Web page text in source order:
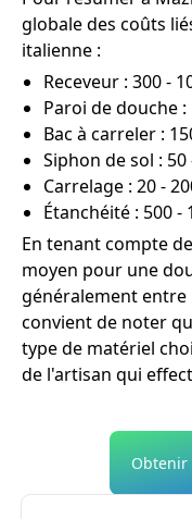
globale des coûts
italienne :
Receveur : 300 -
Paroi de douche :
Bac à carreler :
Siphon de sol : 50
Carrelage : 20 -
Étanchéité : 500 -
En tenant compte
moyen pour une
généralement entre
convient de noter
type de matériel
de l'artisan qui